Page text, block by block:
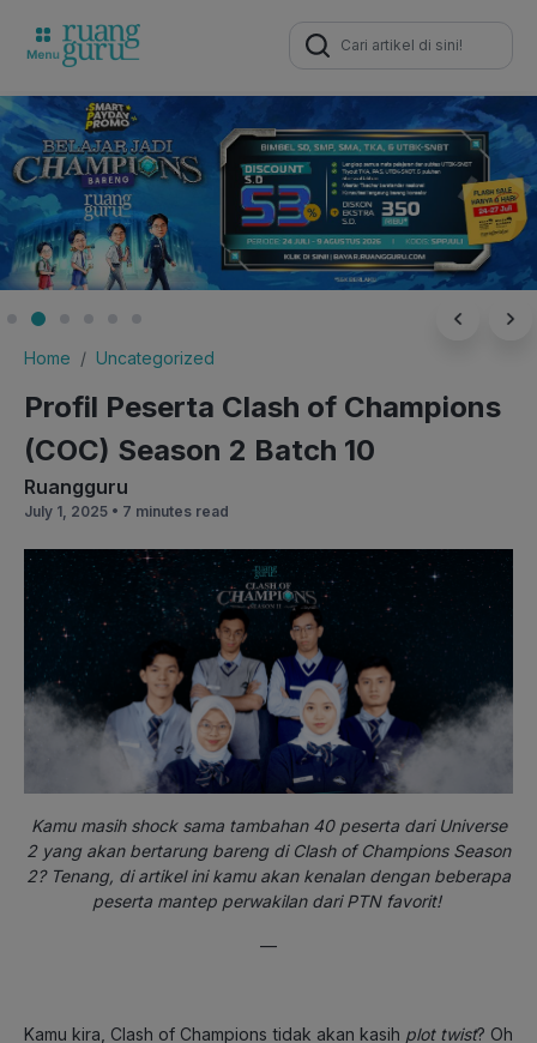
Search
for:
Home Uncategorized
Profil Peserta Clash of Champions
(COC) Season 2 Batch 10
Ruangguru
July 1, 2025 • 7 minutes read
Kamu masih shock sama tambahan 40 peserta dari Universe
2 yang akan bertarung bareng di Clash of Champions Season
2? Tenang, di artikel ini kamu akan kenalan dengan beberapa
peserta mantep perwakilan dari PTN favorit!
—
Kamu kira, Clash of Champions tidak akan kasih plot twist? Oh